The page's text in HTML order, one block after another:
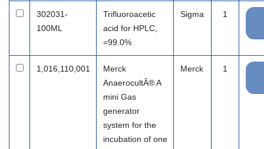
302031-
100ML
Trifluoroacetic
acid for HPLC,
=99.0%
Sigma 1
1,016,110,001
Merck
AnaerocultÂ® A
mini Gas
generator
system for the
incubation of one
Merck 1